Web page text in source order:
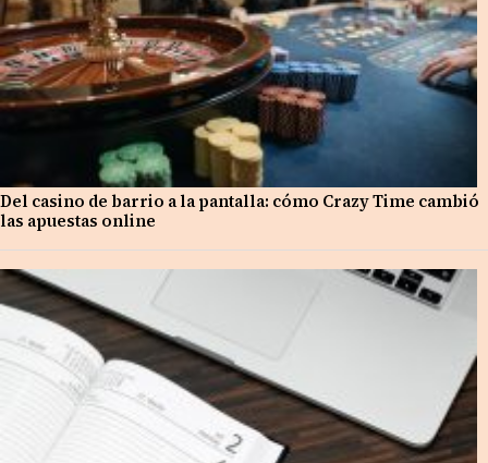
Del casino de barrio a la pantalla: cómo Crazy Time cambió
las apuestas online